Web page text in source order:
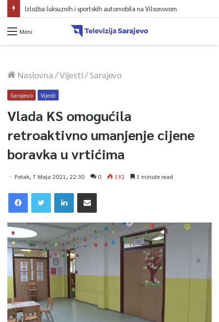
Izložba luksuznih i sportskih automobila na Vilsonovom
Meni
Naslovna/Vijesti/Sarajevo
Sarajevo Vijesti
Vlada KS omogućila
retroaktivno umanjenje cijene
boravka u vrtićima
Petak, 7 Maja 2021, 22:30 0 192 1 minute read